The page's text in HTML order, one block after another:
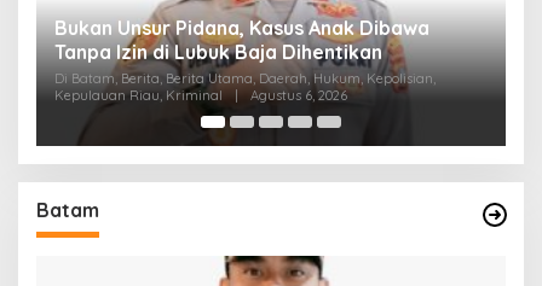
Anak Dibawa
Dihentikan
Hukum, Kepolisian,
6, 2026
Playground Djuwita Batam
Komisi IV DPRD Jadwalkan
Di Batam, Berita, Berita Utama, Daerah,
Pendidikan, Politik
Agustus 6, 2026
Batam